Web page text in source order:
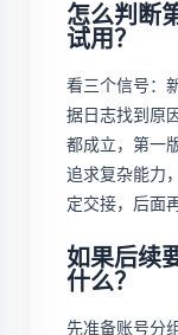
怎么判断
试用？
看三个信号：
据日志找到原
都成立，第一
追求复杂能力
定交接，后面
如果后续
什么？
先准备账号分